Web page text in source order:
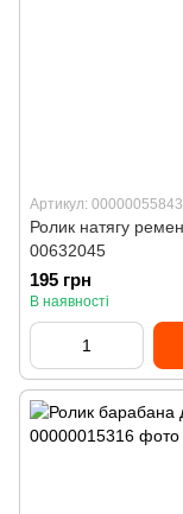
Артикул: 00000055843
Ролик натягу
00632045
195 грн
В наявності